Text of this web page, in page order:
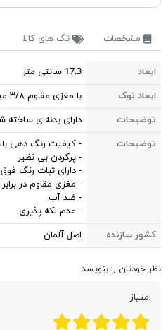
مشخصات تگ های کالا
ابعاد
17.3 سانتی متر
ابعاد نوک
با مغزی مقاوم ۳/۸ میلی متر
توضیحات
دارای بدنه‌ای ساخته
توضیحات
- کیفیت رنگ دهی
- پرکردن بی نظیر
- دارای ثبات رنگ فوق
- مغزی مقاوم در
- ضد آب
- عدم لکه پذیری
کشور سازنده
اصل آلمان
نظر خودتان را بنویسد
امتیاز